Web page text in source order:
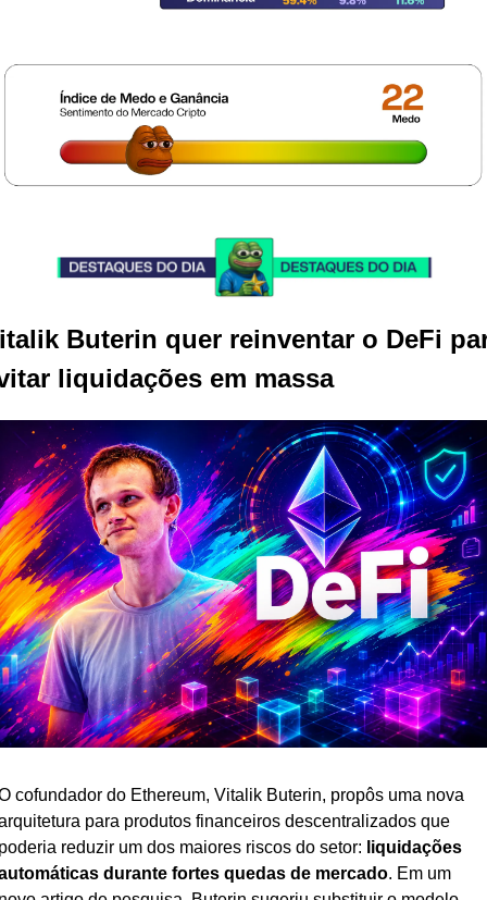
Buterin quer reinventar o DeFi
liquidações em massa
cofundador do Ethereum, Vitalik Buterin, propôs uma nova
para produtos financeiros descentralizados que
reduzir um dos maiores riscos do setor: liquidações
durante fortes quedas de mercado. Em um